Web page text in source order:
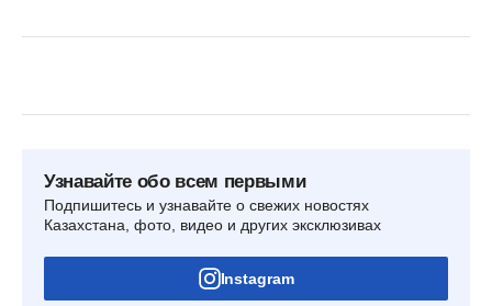
Узнавайте обо всем первыми
Подпишитесь и узнавайте о свежих новостях
Казахстана, фото, видео и других эксклюзивах
Instagram